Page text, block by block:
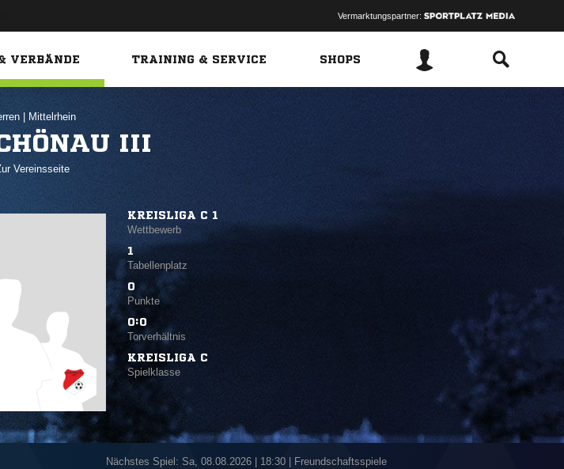
Vermarktungspartner:
VERBÄNDE TRAINING & SERVICE SHOPS
Mittelrhein
III
Vereinsseite
KREISLIGA C 1
Wettbewerb
1
Tabellenplatz
0
Punkte
0:0
Torverhältnis
KREISLIGA C
Spielklasse
Nächstes Spiel: Sa, 08.08.2026| 18:30 | Freundschaftsspiele